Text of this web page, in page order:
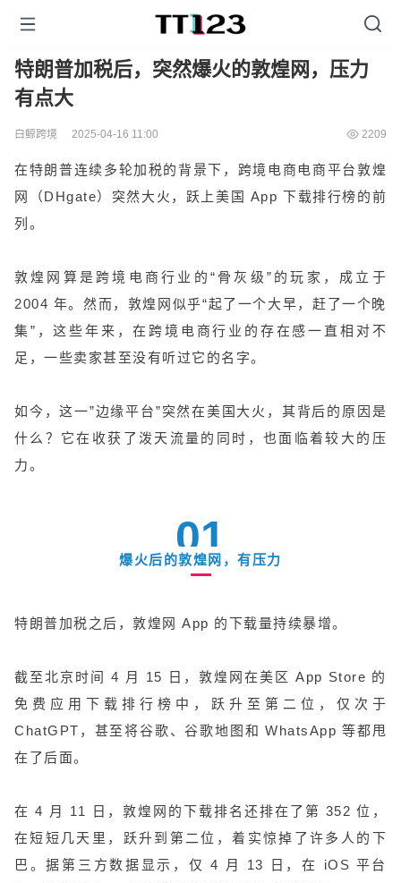
特朗普加税后，突然爆火的敦煌网，压力
有点大
白鲸跨境 2025-04-16 11:00 2209
在特朗普连续多轮加税的背景下，跨境电商电商平台敦煌
网（DHgate）突然大火，跃上美国 App 下载排行榜的前
列。
敦煌网算是跨境电商行业的“骨灰级”的玩家，成立于
2004 年。然而，敦煌网似乎“起了一个大早，赶了一个晚
集”，这些年来，在跨境电商行业的存在感一直相对不
足，一些卖家甚至没有听过它的名字。
如今，这一”边缘平台”突然在美国大火，其背后的原因是
什么？它在收获了泼天流量的同时，也面临着较大的压
力。
01
爆火后的敦煌网，有压力
特朗普加税之后，敦煌网 App 的下载量持续暴增。
截至北京时间 4 月 15 日，敦煌网在美区 App Store 的
免费应用下载排行榜中，跃升至第二位，仅次于
ChatGPT，甚至将谷歌、谷歌地图和 WhatsApp 等都甩
在了后面。
在 4 月 11 日，敦煌网的下载排名还排在了第 352 位，
在短短几天里，跃升到第二位，着实惊掉了许多人的下
巴。据第三方数据显示，仅 4 月 13 日，在 iOS 平台